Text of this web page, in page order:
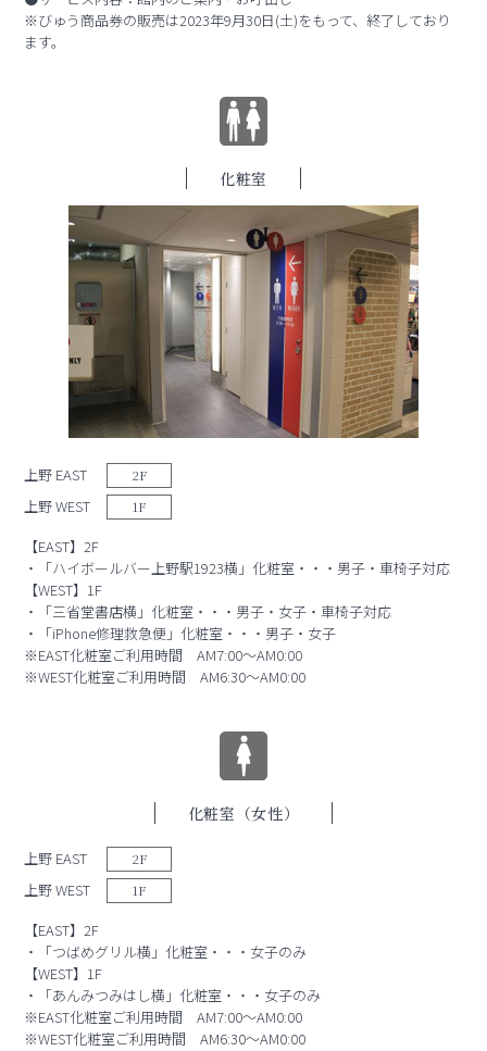
※びゅう商品券の販売は2023年9月30日(土)をもって、終了しており
ます。
化粧室
上野 EAST 2F
上野 WEST 1F
【EAST】2F
・「ハイボールバー上野駅1923横」化粧室・・・男子・車椅子対応
【WEST】1F
・「三省堂書店横」化粧室・・・男子・女子・車椅子対応
・「iPhone修理救急便」化粧室・・・男子・女子
※EAST化粧室ご利用時間 AM7:00～AM0:00
※WEST化粧室ご利用時間 AM6:30～AM0:00
化粧室（女性）
上野 EAST 2F
上野 WEST 1F
【EAST】2F
・「つばめグリル横」化粧室・・・女子のみ
【WEST】1F
・「あんみつみはし横」化粧室・・・女子のみ
※EAST化粧室ご利用時間 AM7:00～AM0:00
※WEST化粧室ご利用時間 AM6:30～AM0:00